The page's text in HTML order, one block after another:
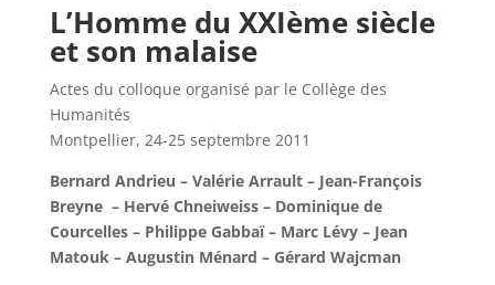
L’Homme du XXIème siècle
et son malaise
Actes du colloque organisé par le Collège des
Humanités
Montpellier, 24-25 septembre 2011
Bernard Andrieu – Valérie Arrault – Jean-François
Breyne – Hervé Chneiweiss – Dominique de
Courcelles – Philippe Gabbaï – Marc Lévy – Jean
Matouk – Augustin Ménard – Gérard Wajcman